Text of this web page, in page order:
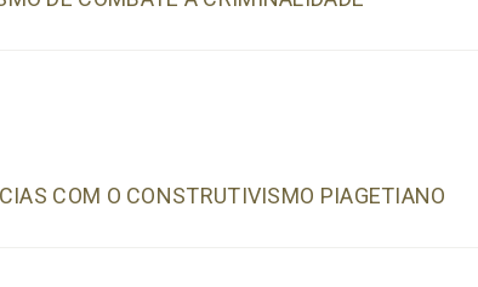
COM O CONSTRUTIVISMO PIAGETIANO